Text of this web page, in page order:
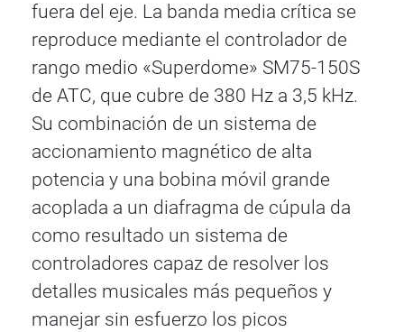
fuera del eje. La banda media crítica se
reproduce mediante el controlador de
rango medio «Superdome» SM75-150S
de ATC, que cubre de 380 Hz a 3,5 kHz.
Su combinación de un sistema de
accionamiento magnético de alta
potencia y una bobina móvil grande
acoplada a un diafragma de cúpula da
como resultado un sistema de
controladores capaz de resolver los
detalles musicales más pequeños y
manejar sin esfuerzo los picos